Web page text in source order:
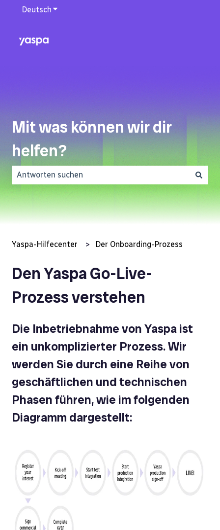
Deutsch Untermenü für Übersetzungen anzeigen
Mit was können wir dir
helfen?
Es gibt keine Vorschläge, da das Suchfeld leer ist.
Yaspa-Hilfecenter Der Onboarding-Prozess
Den Yaspa Go-Live-
Prozess verstehen
Die Inbetriebnahme von Yaspa ist
ein unkomplizierter Prozess. Wir
werden Sie durch eine Reihe von
geschäftlichen und technischen
Phasen führen, wie im folgenden
Diagramm dargestellt: